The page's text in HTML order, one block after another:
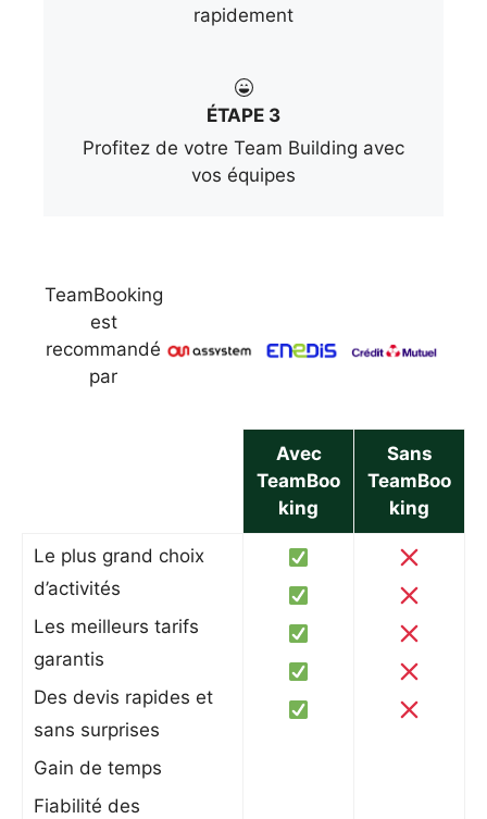
rapidement
ÉTAPE 3
Profitez de votre Team Building avec
vos équipes
TeamBooking
est
recommandé
par
Avec
TeamBoo
king
Sans
TeamBoo
king
Le plus grand choix
d’activités
Les meilleurs tarifs
garantis
Des devis rapides et
sans surprises
Gain de temps
Fiabilité des